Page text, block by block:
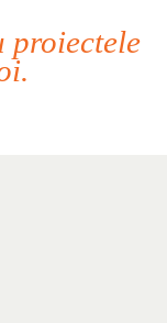
proiectele